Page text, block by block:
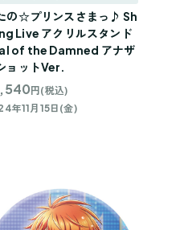
の☆プリンスさまっ♪ Sh
Live アクリルスタンド
of the Damned アナザ
ョットVer.
円(税込)
年11月15日(金)